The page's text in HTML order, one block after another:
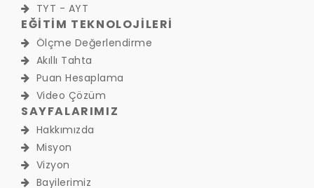
TYT - AYT
EĞİTİM TEKNOLOJİLERİ
Ölçme Değerlendirme
Akıllı Tahta
Puan Hesaplama
Video Çözüm
SAYFALARIMIZ
Hakkımızda
Misyon
Vizyon
Bayilerimiz